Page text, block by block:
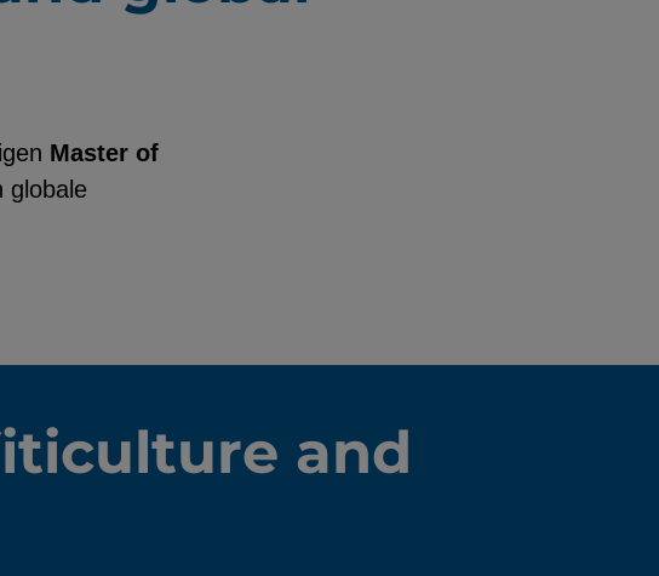
Master of
globale
and